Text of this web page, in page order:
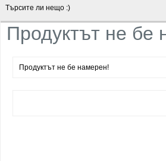
Продуктът не бе
Продуктът не бе намерен!